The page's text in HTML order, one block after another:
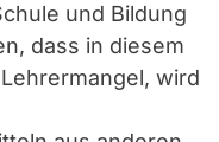
und Bildung
dass in diesem
wird